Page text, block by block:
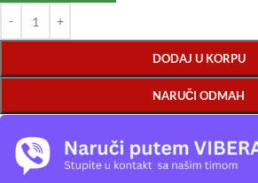
DODAJ U KORPU
NARUČI ODMAH